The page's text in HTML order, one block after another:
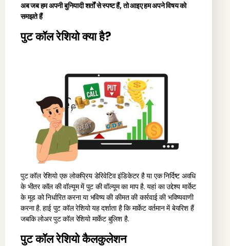
अब जब हम अपनी बुनियादी शर्तों से स्पष्ट हैं, तो आइए हम अपने विषय को
समझते हैं
पुट कॉल रेशियो क्या है?
पुट कॉल रेशियो एक लोकप्रिय डेरिवेटिव इंडिकेटर है या एक निर्दिष्ट अवधि
के भीतर कॉल की वॉल्यूम में पुट की वॉल्यूम का माप है. यहां का उद्देश्य मार्केट
के मूड को निर्धारित करना या भविष्य की कीमत की कार्रवाई की भविष्यवाणी
करना है. हाई पुट कॉल रेशियो यह दर्शाता है कि मार्केट वर्तमान में बेयरिश हैं
जबकि लोअर पुट कॉल रेशियो मार्केट बुलिश है.
पुट कॉल रेशियो कैलकुलेशन